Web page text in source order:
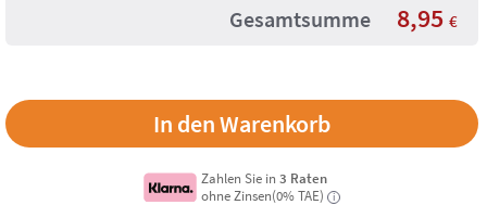
Gesamtsumme 8,95 €
Zahlen Sie in3 Raten
ohne Zinsen(0% TAE)
i